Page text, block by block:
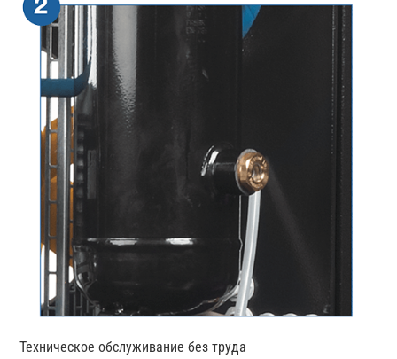
Техническое обслуживание без труда